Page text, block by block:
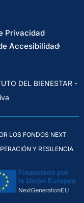
Privacidad
Accesibilidad
DEL BIENESTAR -
LOS FONDOS NEXT
Y RESILENCIA